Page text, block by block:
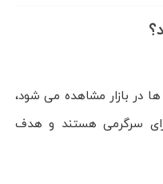
در بازار مشاهده می شود،
سرگرمی هستند و هدف